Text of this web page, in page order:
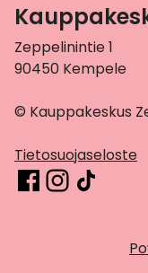
Zeppelinintie 1
90450 Kempele
© Kauppakeskus
Tietosuojaseloste